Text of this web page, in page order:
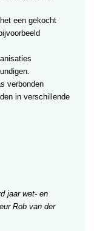
een gekocht
verbonden
in verschillende
jaar wet- en
Rob van der